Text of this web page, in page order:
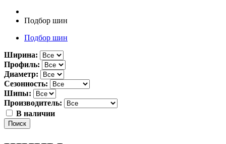
Подбор шин
Подбор шин
Ширина:
Профиль:
Диаметр:
Сезонность:
Шипы:
Производитель:
В наличии
Поиск